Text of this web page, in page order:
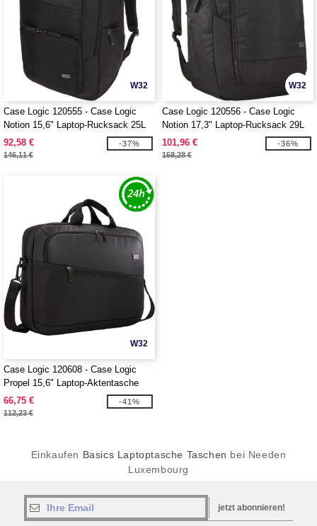
W32
Case Logic 120555 - Case Logic
Notion 15,6" Laptop-Rucksack 25L
92,58 €
146,11 €
-37%
W32
Case Logic 120556 - Case Logic
Notion 17,3" Laptop-Rucksack 29L
101,96 €
158,28 €
-36%
W32
Case Logic 120608 - Case Logic
Propel 15,6" Laptop-Aktentasche
66,75 €
112,23 €
-41%
Einkaufen Basics Laptoptasche Taschen bei Needen
Luxembourg
jetzt abonnieren!